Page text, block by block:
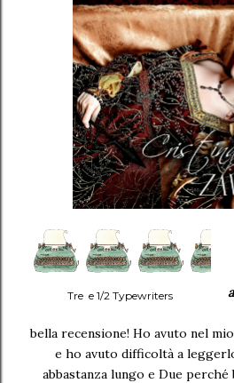
Tre e 1/2 Typewriters
bella recensione! Ho avuto nel mio
e ho avuto difficoltà a
abbastanza lungo e Due